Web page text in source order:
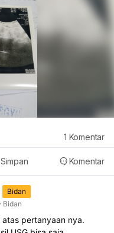
Simpan Komentar
1 Komentar
Bidan
Bidan
pertanyaan nya.